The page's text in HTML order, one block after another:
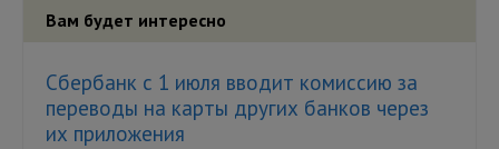
Вам будет интересно
Сбербанк с 1 июля вводит комиссию за
переводы на карты других банков через
их приложения